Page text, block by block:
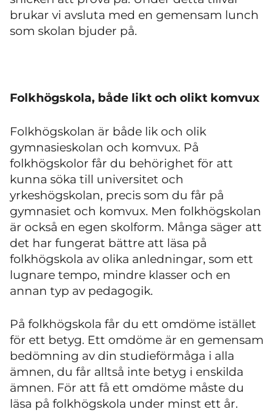
brukar vi avsluta med en gemensam lunch
som skolan bjuder på.
Folkhögskola, både likt och olikt komvux
Folkhögskolan är både lik och olik
gymnasieskolan och komvux. På
folkhögskolor får du behörighet för att
kunna söka till universitet och
yrkeshögskolan, precis som du får på
gymnasiet och komvux. Men folkhögskolan
är också en egen skolform. Många säger att
det har fungerat bättre att läsa på
folkhögskola av olika anledningar, som ett
lugnare tempo, mindre klasser och en
annan typ av pedagogik.
På folkhögskola får du ett omdöme istället
för ett betyg. Ett omdöme är en gemensam
bedömning av din studieförmåga i alla
ämnen, du får alltså inte betyg i enskilda
ämnen. För att få ett omdöme måste du
läsa på folkhögskola under minst ett år.